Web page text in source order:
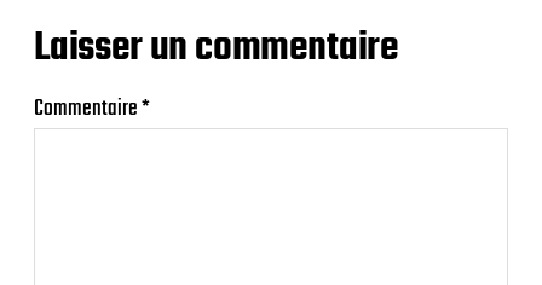
Laisser un commentaire
Commentaire*